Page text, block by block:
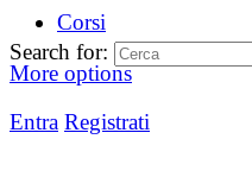
Corsi
More options
Entra Registrati
Search for: